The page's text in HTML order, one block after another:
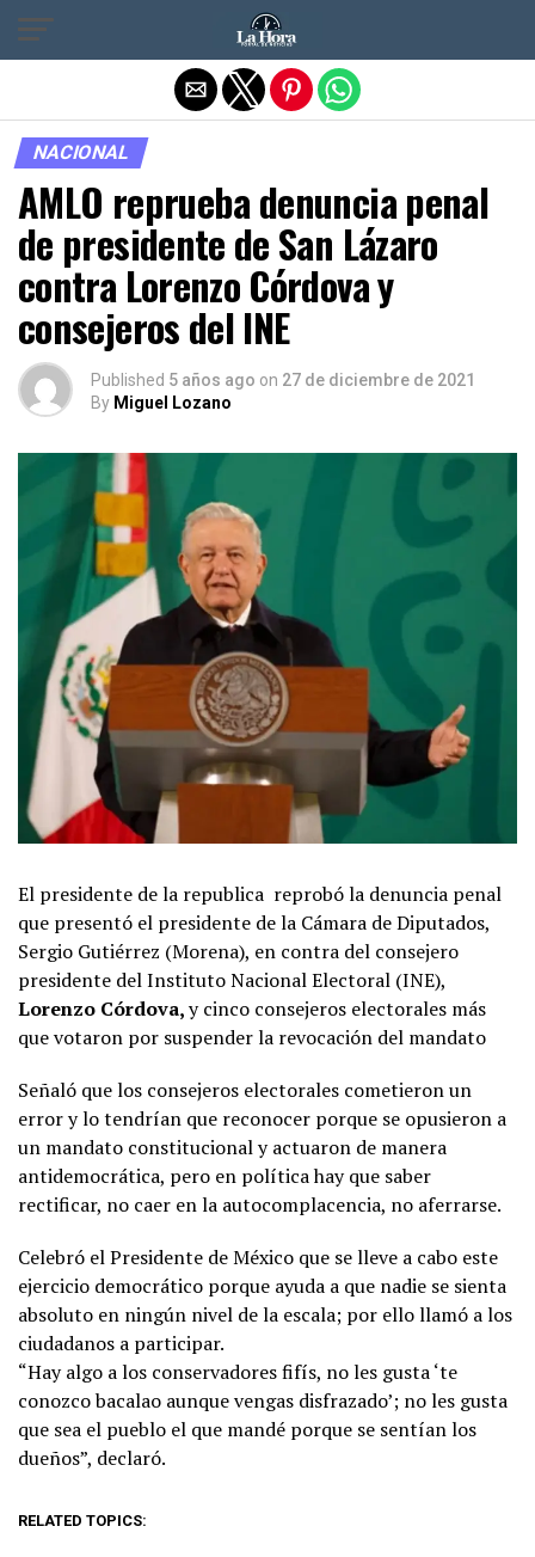
NACIONAL
AMLO reprueba denuncia penal
de presidente de San Lázaro
contra Lorenzo Córdova y
consejeros del INE
Published 5 años ago on 27 de diciembre de 2021
By Miguel Lozano
El presidente de la republica reprobó la denuncia penal
que presentó el presidente de la Cámara de Diputados,
Sergio Gutiérrez (Morena), en contra del consejero
presidente del Instituto Nacional Electoral (INE),
Lorenzo Córdova,y cinco consejeros electorales más
que votaron por suspender la revocación del mandato
Señaló que los consejeros electorales cometieron un
error y lo tendrían que reconocer porque se opusieron a
un mandato constitucional y actuaron de manera
antidemocrática, pero en política hay que saber
rectificar, no caer en la autocomplacencia, no aferrarse.
Celebró el Presidente de México que se lleve a cabo este
ejercicio democrático porque ayuda a que nadie se sienta
absoluto en ningún nivel de la escala; por ello llamó a los
ciudadanos a participar.
“Hay algo a los conservadores fifís, no les gusta ‘te
conozco bacalao aunque vengas disfrazado’; no les gusta
que sea el pueblo el que mandé porque se sentían los
dueños”, declaró.
RELATED TOPICS:
Salir de la versión móvil